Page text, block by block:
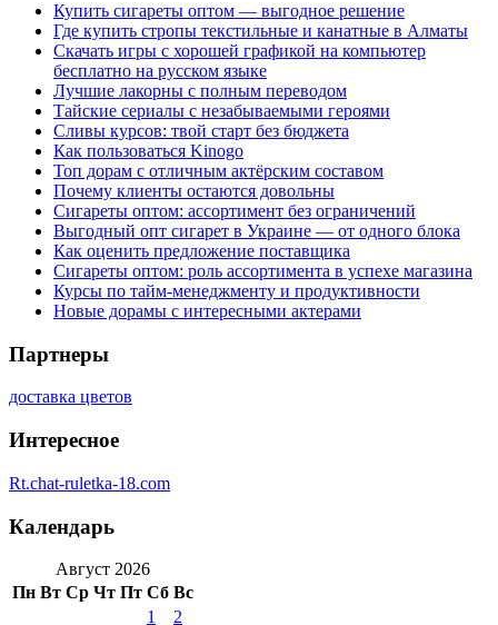
Купить сигареты оптом — выгодное решение
Где купить стропы текстильные и канатные в Алматы
Скачать игры с хорошей графикой на компьютер
бесплатно на русском языке
Лучшие лакорны с полным переводом
Тайские сериалы с незабываемыми героями
Сливы курсов: твой старт без бюджета
Как пользоваться Kinogo
Топ дорам с отличным актёрским составом
Почему клиенты остаются довольны
Сигареты оптом: ассортимент без ограничений
Выгодный опт сигарет в Украине — от одного блока
Как оценить предложение поставщика
Сигареты оптом: роль ассортимента в успехе магазина
Курсы по тайм-менеджменту и продуктивности
Новые дорамы с интересными актерами
Партнеры
доставка цветов
Интересное
Rt.chat-ruletka-18.com
Календарь
Август 2026
Пн Вт Ср Чт Пт Сб Вс
1
2